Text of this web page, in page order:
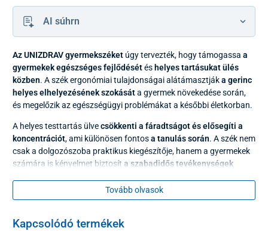
AI súhrn
Az UNIZDRAV gyermekszéket úgy tervezték, hogy támogassa a
gyermekek egészséges fejlődésétéshelyes tartásukat ülés
közben. A szék ergonómiai tulajdonságai alátámasztjáka gerinc
helyes elhelyezésének szokásáta gyermek növekedése során,
és megelőzik az egészségügyi problémákat a későbbi életkorban.
A helyes testtartás ülvecsökkenti a fáradtságot és elősegíti a
koncentrációt, ami különösen fontosa tanulás során. A szék nem
csak a dolgozószoba praktikus kiegészítője, hanem a gyermekek
számára is kényelmet biztosít a szabadidős tevékenységek
Tovább olvasok
Kapcsolódó termékek